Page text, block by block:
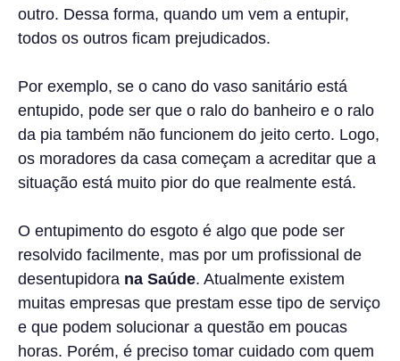
outro. Dessa forma, quando um vem a entupir,
todos os outros ficam prejudicados.
Por exemplo, se o cano do vaso sanitário está
entupido, pode ser que o ralo do banheiro e o ralo
da pia também não funcionem do jeito certo. Logo,
os moradores da casa começam a acreditar que a
situação está muito pior do que realmente está.
O entupimento do esgoto é algo que pode ser
resolvido facilmente, mas por um profissional de
desentupidora na Saúde. Atualmente existem
muitas empresas que prestam esse tipo de serviço
e que podem solucionar a questão em poucas
horas. Porém, é preciso tomar cuidado com quem